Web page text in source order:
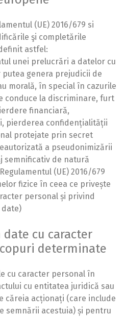
(UE) 2016/679 si
şi completările
astfel:
unei prelucrări a datelor cu
genera prejudicii de
morală, în special în cazurile
conduce la discriminare, furt
financiară,
pierderea confidențialității
protejate prin secret
a pseudonimizării
semnificativ de natură
(UE) 2016/679
fizice în ceea ce privește
personal și privind
date cu caracter
determinate
cu caracter personal în
cu entitatea juridică sau
căreia acționați (care include
semnării acestuia) și pentru